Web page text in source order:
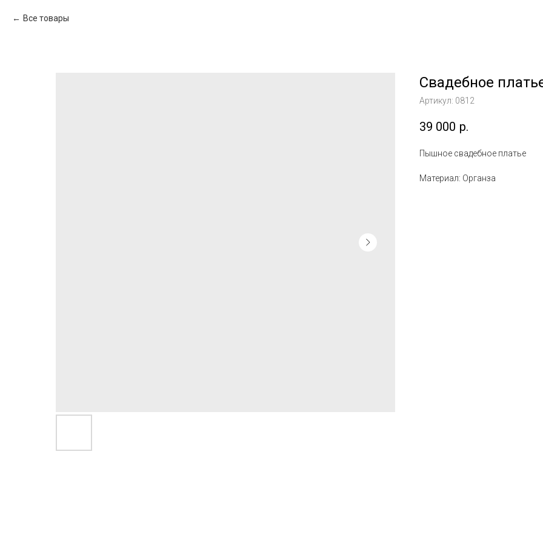
Все товары
Свадебное
Артикул: 0812
39 000 р.
Пышное свадебное платье
Материал: Органза